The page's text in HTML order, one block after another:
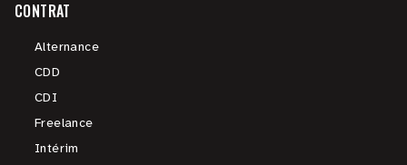
CONTRAT
Alternance
CDD
CDI
Freelance
Intérim